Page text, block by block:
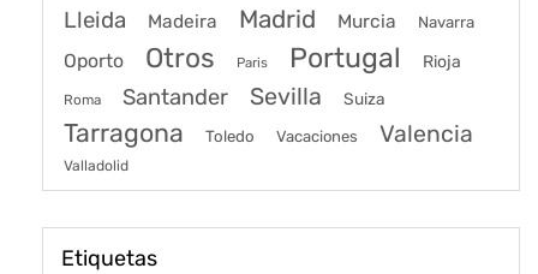
Lleida Madeira Madrid Murcia Navarra
Oporto Otros Paris Portugal Rioja
Roma Santander Sevilla Suiza
Tarragona Toledo Vacaciones Valencia
Valladolid
Etiquetas